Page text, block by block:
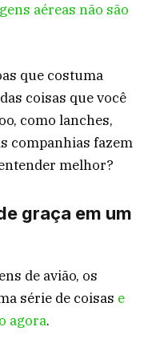
aéreas não são
que costuma
coisas que você
como lanches,
companhias fazem
melhor?
graça em um
de avião, os
série de coisas e
agora.